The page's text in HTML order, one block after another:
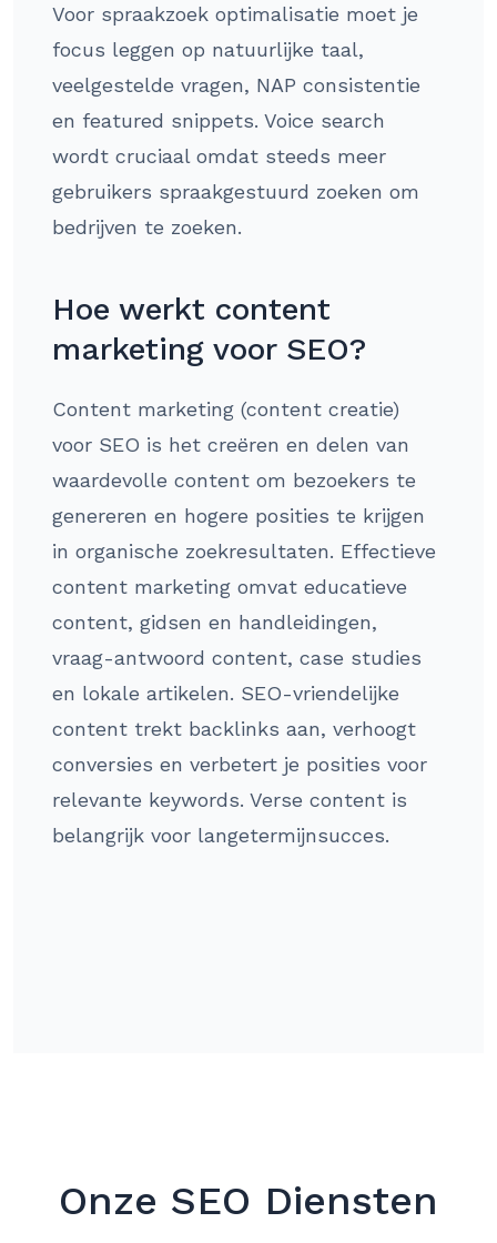
Voor spraakzoek optimalisatie moet je
focus leggen op natuurlijke taal,
veelgestelde vragen, NAP consistentie
en featured snippets. Voice search
wordt cruciaal omdat steeds meer
gebruikers spraakgestuurd zoeken om
bedrijven te zoeken.
Hoe werkt content
marketing voor SEO?
Content marketing (content creatie)
voor SEO is het creëren en delen van
waardevolle content om bezoekers te
genereren en hogere posities te krijgen
in organische zoekresultaten. Effectieve
content marketing omvat educatieve
content, gidsen en handleidingen,
vraag-antwoord content, case studies
en lokale artikelen. SEO-vriendelijke
content trekt backlinks aan, verhoogt
conversies en verbetert je posities voor
relevante keywords. Verse content is
belangrijk voor langetermijnsucces.
Onze SEO Diensten